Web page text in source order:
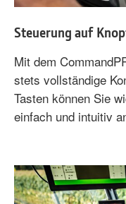
Steuerung auf
Mit dem
stets vollständige
Tasten können Sie
einfach und intuitiv